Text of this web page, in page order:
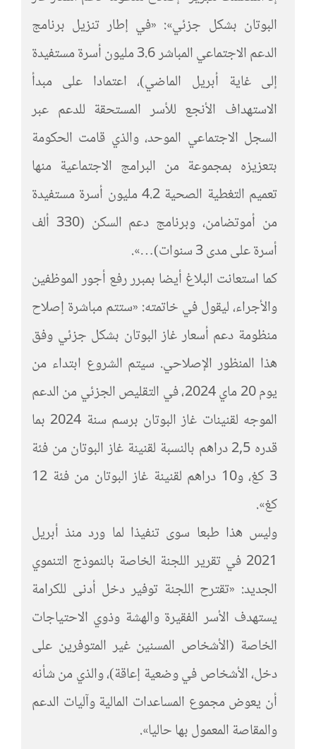
البوتان بشكل جزئي»: «في إطار تنزيل برنامج
الدعم الاجتماعي المباشر 3.6 مليون أسرة مستفيدة
إلى غاية أبريل الماضي)، اعتمادا على مبدأ
الاستهداف الأنجع للأسر المستحقة للدعم عبر
السجل الاجتماعي الموحد، والذي قامت الحكومة
بتعزيزه بمجموعة من البرامج الاجتماعية منها
تعميم التغطية الصحية 4.2 مليون أسرة مستفيدة
من أموتضامن، وبرنامج دعم السكن (330 ألف
أسرة على مدى 3 سنوات)…».
كما استعانت البلاغ أيضا بمبرر رفع أجور الموظفين
والأجراء، ليقول في خاتمته: «ستتم مباشرة إصلاح
منظومة دعم أسعار غاز البوتان بشكل جزئي وفق
هذا المنظور الإصلاحي. سيتم الشروع ابتداء من
يوم 20 ماي 2024، في التقليص الجزئي من الدعم
الموجه لقنينات غاز البوتان برسم سنة 2024 بما
قدره 2,5 دراهم بالنسبة لقنينة غاز البوتان من فئة
3 كغ، و10 دراهم لقنينة غاز البوتان من فئة 12
كغ».
وليس هذا طبعا سوى تنفيذا لما ورد منذ أبريل
2021 في تقرير اللجنة الخاصة بالنموذج التنموي
الجديد: «تقترح اللجنة توفير دخل أدنى للكرامة
يستهدف الأسر الفقيرة والهشة وذوي الاحتياجات
الخاصة (الأشخاص المسنين غير المتوفرين على
دخل، الأشخاص في وضعية إعاقة)، والذي من شأنه
أن يعوض مجموع المساعدات المالية وآليات الدعم
والمقاصة المعمول بها حاليا».